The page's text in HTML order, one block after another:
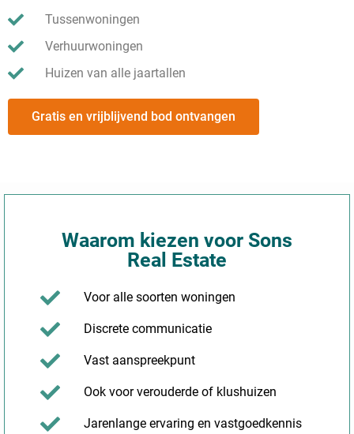
Tussenwoningen
Verhuurwoningen
Huizen van alle jaartallen
Gratis en vrijblijvend bod ontvangen
Waarom kiezen voor Sons
Real Estate
Voor alle soorten woningen
Discrete communicatie
Vast aanspreekpunt
Ook voor verouderde of klushuizen
Jarenlange ervaring en vastgoedkennis